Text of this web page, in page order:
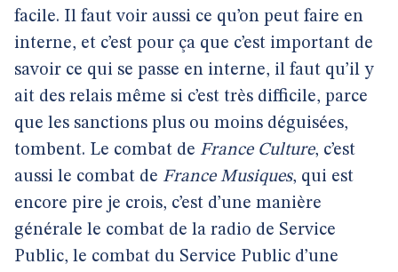
facile. Il faut voir aussi ce qu’on peut faire en
interne, et c’est pour ça que c’est important de
savoir ce qui se passe en interne, il faut qu’il y
ait des relais même si c’est très difficile, parce
que les sanctions plus ou moins déguisées,
tombent. Le combat de France Culture, c’est
aussi le combat de France Musiques, qui est
encore pire je crois, c’est d’une manière
générale le combat de la radio de Service
Public, le combat du Service Public d’une